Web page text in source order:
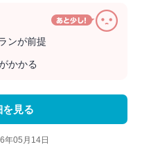
ンが前提
かかる
見る
年05月14日